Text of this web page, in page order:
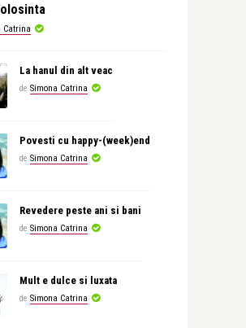
Catrina
La hanul din alt veac
de Simona Catrina
Povesti cu happy-(week)end
de Simona Catrina
Revedere peste ani si bani
de Simona Catrina
Mult e dulce si luxata
de Simona Catrina